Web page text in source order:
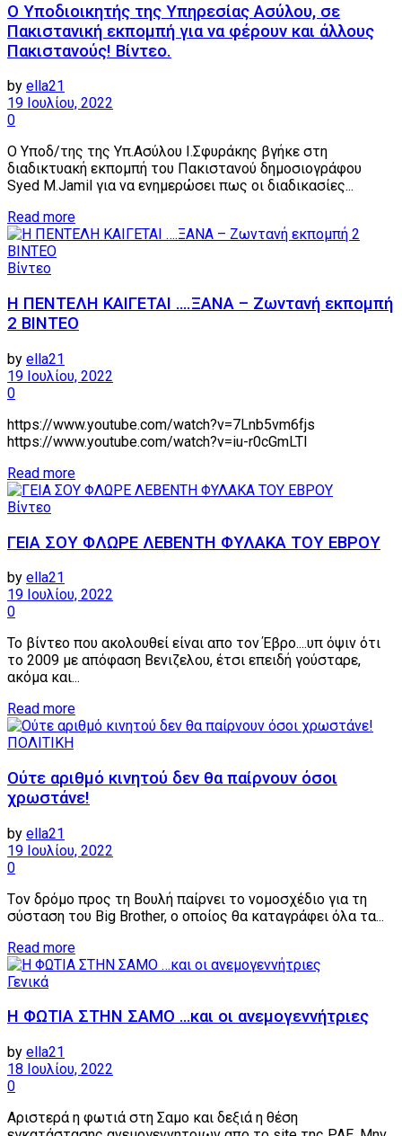
Ο Υποδιοικητής της Υπηρεσίας Ασύλου, σε
Πακιστανική εκπομπή για να φέρουν και άλλους
Πακιστανούς! Βίντεο.
by ella21
19 Ιουλίου, 2022
0
Ο Υποδ/της της Υπ.Ασύλου Ι.Σφυράκης βγήκε στη
διαδικτυακή εκπομπή του Πακιστανού δημοσιογράφου
Syed M.Jamil για να ενημερώσει πως οι διαδικασίες...
Read moreDetails
Βίντεο
Η ΠΕΝΤΕΛΗ ΚΑΙΓΕΤΑΙ ….ΞΑΝΑ – Ζωντανή εκπομπή
2 ΒΙΝΤΕΟ
by ella21
19 Ιουλίου, 2022
0
https://www.youtube.com/watch?v=7Lnb5vm6fjs
https://www.youtube.com/watch?v=iu-r0cGmLTI
Read moreDetails
Βίντεο
ΓΕΙΑ ΣΟΥ ΦΛΩΡΕ ΛΕΒΕΝΤΗ ΦΥΛΑΚΑ ΤΟΥ ΕΒΡΟΥ
by ella21
19 Ιουλίου, 2022
0
Το βίντεο που ακολουθεί είναι απο τον Έβρο....υπ όψιν ότι
το 2009 με απόφαση Βενιζελου, έτσι επειδή γούσταρε,
ακόμα και...
Read moreDetails
ΠΟΛΙΤΙΚΗ
Ούτε αριθμό κινητού δεν θα παίρνουν όσοι
χρωστάνε!
by ella21
19 Ιουλίου, 2022
0
Tον δρόμο προς τη Βουλή παίρνει το νομοσχέδιο για τη
σύσταση του Big Brother, ο οποίος θα καταγράφει όλα τα...
Read moreDetails
Γενικά
H ΦΩΤΙΑ ΣΤΗΝ ΣΑΜΟ …και οι ανεμογεννήτριες
by ella21
18 Ιουλίου, 2022
0
Αριστερά η φωτιά στη Σαμο και δεξιά η θέση